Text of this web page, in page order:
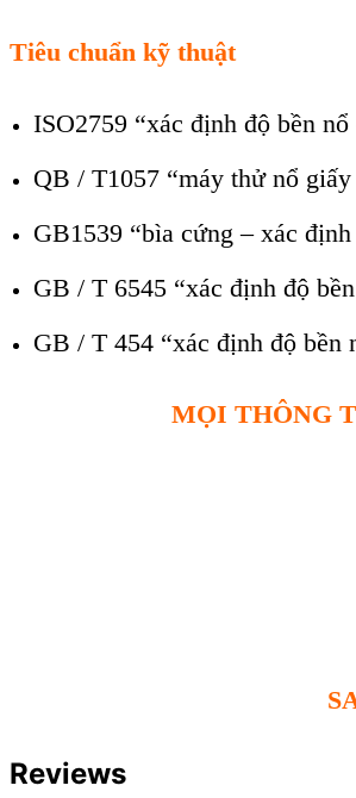
Tiêu chuẩn kỹ thuật
ISO2759 “xác định độ bền nổ
QB / T1057 “máy thử nổ giấy
GB1539 “bìa cứng – xác
GB / T 6545 “xác định độ
GB / T 454 “xác định độ bền
MỌI THÔNG
Reviews